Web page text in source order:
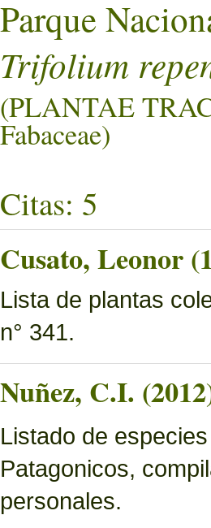
Parque
Trifolium
(PLANTAE
Fabaceae)
Citas: 5
Cusato, Leonor
Lista de plantas
n° 341.
Nuñez, C.I.
Listado de
Patagonicos,
personales.